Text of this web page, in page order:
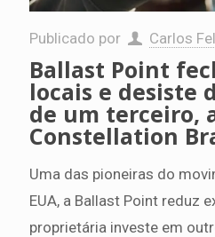
Publicado por Carlos
Ballast Point
locais e desiste
de um terceiro,
Constellation
Uma das pioneiras do
EUA, a Ballast Point reduz
proprietária investe em